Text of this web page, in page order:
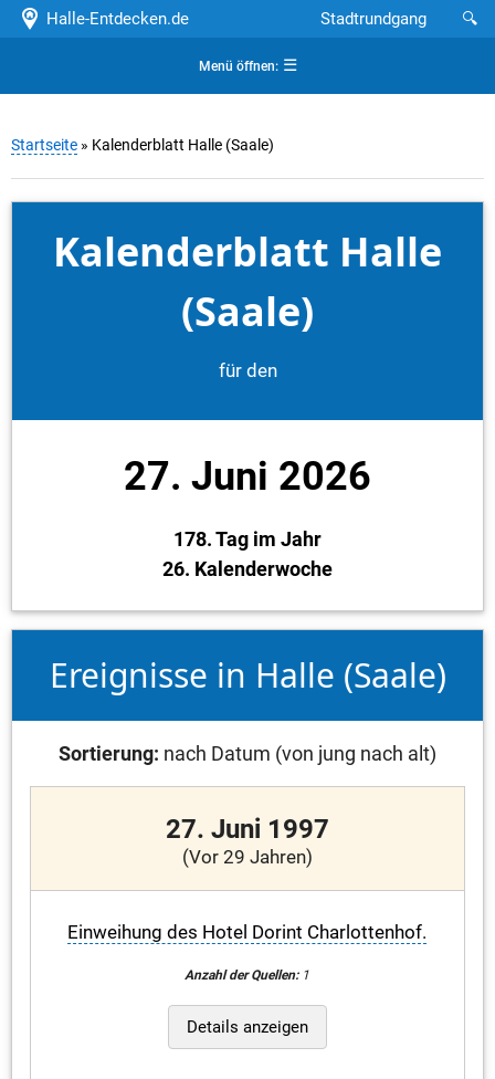
Halle-Entdecken.de 🔍
Stadtrundgang
Menü öffnen:☰
Startseite » Kalenderblatt Halle (Saale)
Kalenderblatt Halle
(Saale)
für den
27. Juni 2026
178. Tag im Jahr
26. Kalenderwoche
Ereignisse in Halle (Saale)
Sortierung: nach Datum (von jung nach alt)
27. Juni 1997
(Vor 29 Jahren)
Einweihung des Hotel Dorint Charlottenhof.
Anzahl der Quellen:1
Details anzeigen